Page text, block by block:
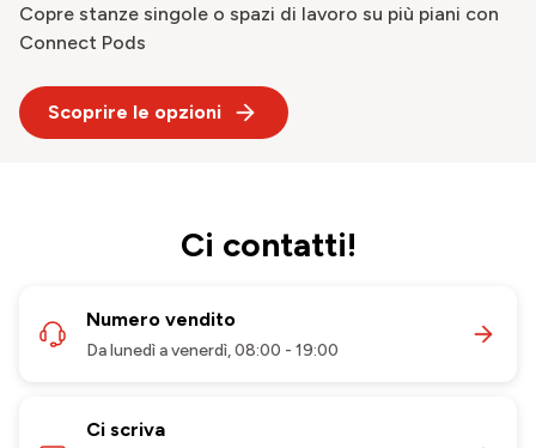
Copre stanze singole o spazi di lavoro su più piani con
Connect Pods
Scoprire le opzioni
Ci contatti!
Numero vendito
Da lunedì a venerdì, 08:00 - 19:00
Ci scriva